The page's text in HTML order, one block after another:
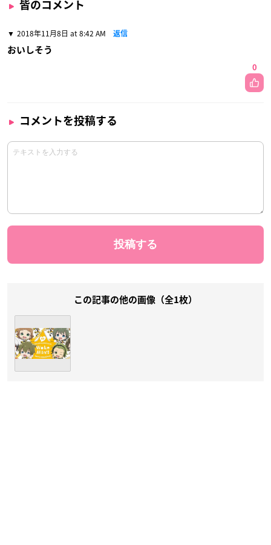
皆のコメント
2018年11月8日 at 8:42 AM 返信
おいしそう
0
コメントを投稿する
この記事の他の画像（全1枚）